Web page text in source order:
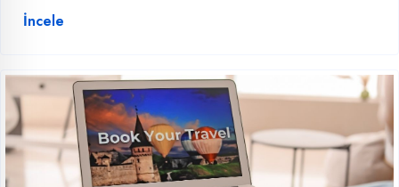
İncele